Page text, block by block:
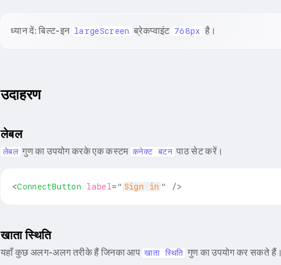
ध्यान दें: बिल्ट-इन largeScreen ब्रेकप्वाइंट 768px है।
उदाहरण
लेबल
लेबल गुण का उपयोग करके एक कस्टम कनेक्ट बटन पाठ सेट करें।
<ConnectButton label =" Sign in " />
खाता स्थिति
यहाँ कुछ अलग-अलग तरीके हैं जिनका आप खाता स्थिति गुण का उपयोग कर सकते हैं।